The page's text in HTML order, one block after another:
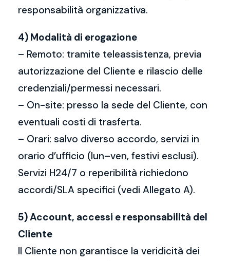
responsabilità organizzativa.
4) Modalità di erogazione
– Remoto: tramite teleassistenza, previa
autorizzazione del Cliente e rilascio delle
credenziali/permessi necessari.
– On-site: presso la sede del Cliente, con
eventuali costi di trasferta.
– Orari: salvo diverso accordo, servizi in
orario d’ufficio (lun–ven, festivi esclusi).
Servizi H24/7 o reperibilità richiedono
accordi/SLA specifici (vedi Allegato A).
5) Account, accessi e responsabilità del
Cliente
Il Cliente non garantisce la veridicità dei